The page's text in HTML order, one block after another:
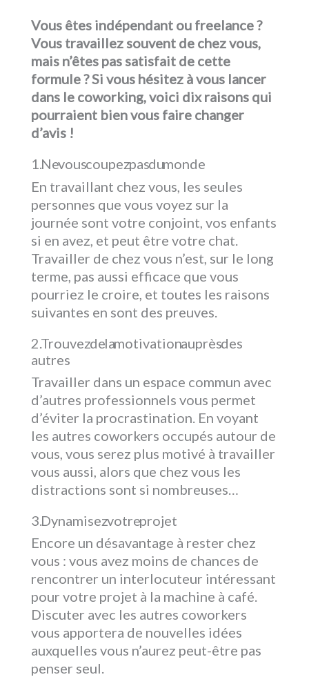
Vous êtes indépendant ou freelance ?
Vous travaillez souvent de chez vous,
mais n’êtes pas satisfait de cette
formule ? Si vous hésitez à vous lancer
dans le coworking, voici dix raisons qui
pourraient bien vous faire changer
d’avis !
Ne vous coupez pas du monde
En travaillant chez vous, les seules
personnes que vous voyez sur la
journée sont votre conjoint, vos enfants
si en avez, et peut être votre chat.
Travailler de chez vous n’est, sur le long
terme, pas aussi efficace que vous
pourriez le croire, et toutes les raisons
suivantes en sont des preuves.
Trouvez de la motivation auprès des
autres
Travailler dans un espace commun avec
d’autres professionnels vous permet
d’éviter la procrastination. En voyant
les autres coworkers occupés autour de
vous, vous serez plus motivé à travailler
vous aussi, alors que chez vous les
distractions sont si nombreuses…
Dynamisez votre projet
Encore un désavantage à rester chez
vous : vous avez moins de chances de
rencontrer un interlocuteur intéressant
pour votre projet à la machine à café.
Discuter avec les autres coworkers
vous apportera de nouvelles idées
auxquelles vous n’aurez peut-être pas
penser seul.